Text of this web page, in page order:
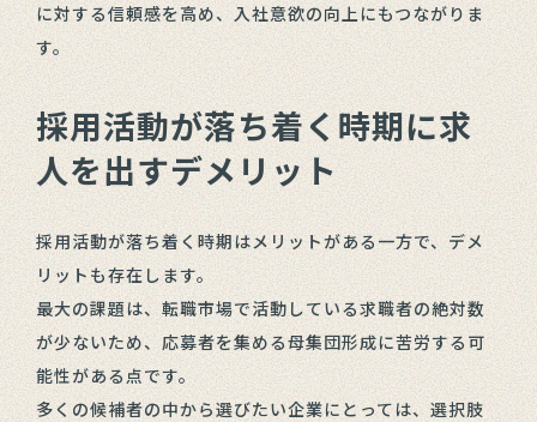
に対する信頼感を高め、入社意欲の向上にもつながりま
す。
採用活動が落ち着く時期に求
人を出すデメリット
採用活動が落ち着く時期はメリットがある一方で、デメ
リットも存在します。
最大の課題は、転職市場で活動している求職者の絶対数
が少ないため、応募者を集める母集団形成に苦労する可
能性がある点です。
多くの候補者の中から選びたい企業にとっては、選択肢